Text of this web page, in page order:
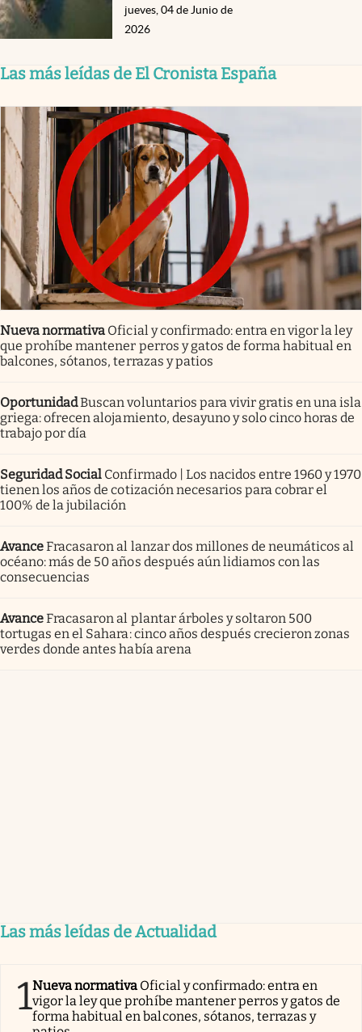
jueves, 04 de Junio de
2026
Las más leídas de El Cronista España
Nueva normativa Oficial y confirmado: entra en vigor la ley
que prohíbe mantener perros y gatos de forma habitual en
balcones, sótanos, terrazas y patios
OportunidadBuscan voluntarios para vivir gratis en una isla
griega: ofrecen alojamiento, desayuno y solo cinco horas de
trabajo por día
Seguridad Social Confirmado | Los nacidos entre 1960 y 1970
tienen los años de cotización necesarios para cobrar el
100% de la jubilación
AvanceFracasaron al lanzar dos millones de neumáticos al
océano: más de 50 años después aún lidiamos con las
consecuencias
AvanceFracasaron al plantar árboles y soltaron 500
tortugas en el Sahara: cinco años después crecieron zonas
verdes donde antes había arena
Las más leídas de Actualidad
1Nueva normativa Oficial y confirmado: entra en
vigor la ley que prohíbe mantener perros y gatos de
forma habitual en balcones, sótanos, terrazas y